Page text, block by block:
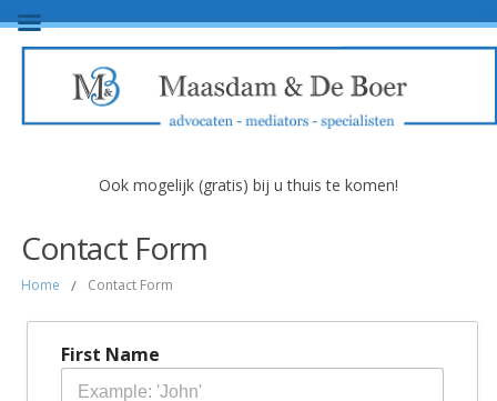
Ook mogelijk (gratis) bij u thuis te komen!
Contact Form
Home / Contact Form
First Name